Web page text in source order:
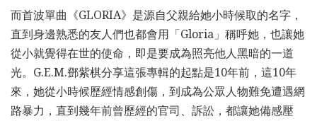
而首波單曲《GLORIA》是源自父親給她小時候取的名字，
直到身邊熟悉的友人們也都會用「Gloria」稱呼她，也讓她
從小就覺得在世的使命，即是要成為照亮他人黑暗的一道
光。G.E.M.鄧紫棋分享這張專輯的起點是10年前，這10年
來，她從小時候歷經情感創傷，到成為公眾人物難免遭遇網
路暴力，直到幾年前曾歷經的官司、訴訟，都讓她備感壓